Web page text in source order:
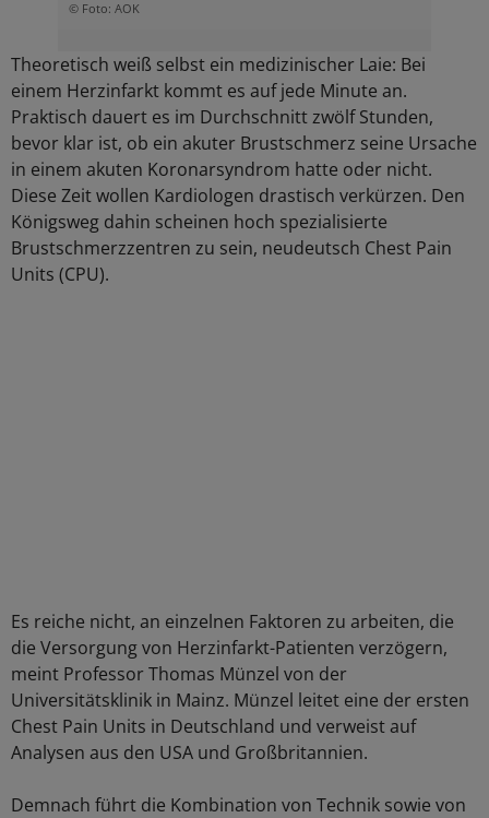
© Foto: AOK
Theoretisch weiß selbst ein medizinischer Laie: Bei
einem Herzinfarkt kommt es auf jede Minute an.
Praktisch dauert es im Durchschnitt zwölf Stunden,
bevor klar ist, ob ein akuter Brustschmerz seine Ursache
in einem akuten Koronarsyndrom hatte oder nicht.
Diese Zeit wollen Kardiologen drastisch verkürzen. Den
Königsweg dahin scheinen hoch spezialisierte
Brustschmerzzentren zu sein, neudeutsch Chest Pain
Units (CPU).
Es reiche nicht, an einzelnen Faktoren zu arbeiten, die
die Versorgung von Herzinfarkt-Patienten verzögern,
meint Professor Thomas Münzel von der
Universitätsklinik in Mainz. Münzel leitet eine der ersten
Chest Pain Units in Deutschland und verweist auf
Analysen aus den USA und Großbritannien.
Demnach führt die Kombination von Technik sowie von